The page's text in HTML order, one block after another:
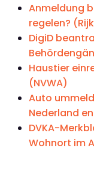
Anmeldung
regelen?
DigiD
Haustier
(NVWA)
Auto
Nederland
DVKA-
Wohnort im